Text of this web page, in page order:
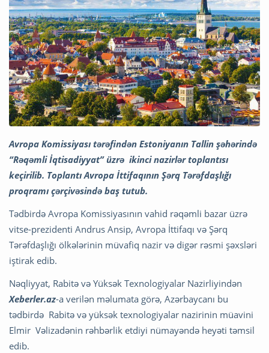
Avropa Komissiyası tərəfindən Estoniyanın Tallin şəhərində
“Rəqəmli İqtisadiyyat” üzrə ikinci nazirlər toplantısı
keçirilib. Toplantı Avropa İttifaqının Şərq Tərəfdaşlığı
proqramı çərçivəsində baş tutub.
Tədbirdə Avropa Komissiyasının vahid rəqəmli bazar üzrə
vitse-prezidenti Andrus Ansip, Avropa İttifaqı və Şərq
Tərəfdaşlığı ölkələrinin müvafiq nazir və digər rəsmi şəxsləri
iştirak edib.
Nəqliyyat, Rabitə və Yüksək Texnologiyalar Nazirliyindən
Xeberler.az-a verilən məlumata görə, Azərbaycanı bu
tədbirdə Rabitə və yüksək texnologiyalar nazirinin müavini
Elmir Vəlizadənin rəhbərlik etdiyi nümayəndə heyəti təmsil
edib.